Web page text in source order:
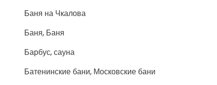
Баня на Чкалова
Баня, Баня
Барбус, сауна
Батенинские бани, Московские бани